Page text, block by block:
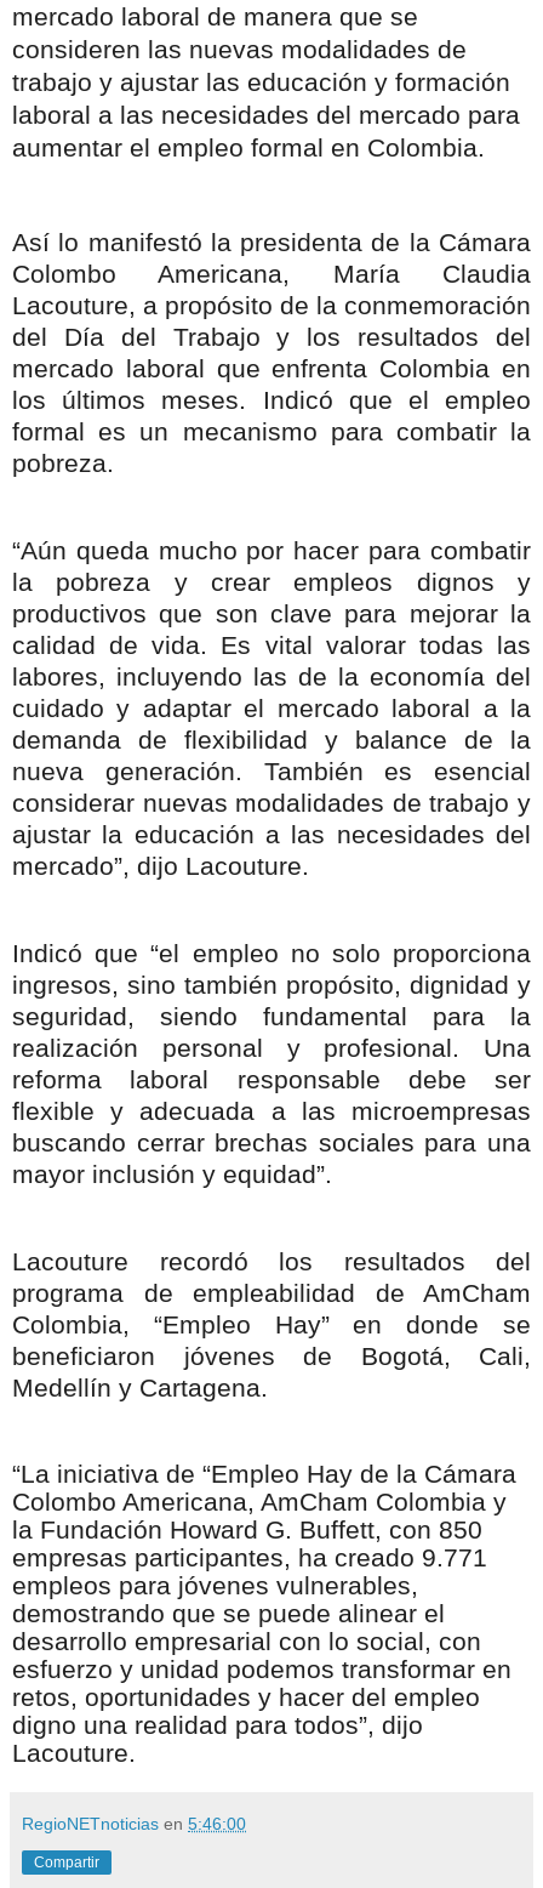
mercado laboral de manera que se
consideren las nuevas modalidades de
trabajo y ajustar las educación y formación
laboral a las necesidades del mercado para
aumentar el empleo formal en Colombia.
Así lo manifestó la presidenta de la Cámara
Colombo Americana, María Claudia
Lacouture, a propósito de la conmemoración
del Día del Trabajo y los resultados del
mercado laboral que enfrenta Colombia en
los últimos meses. Indicó que el empleo
formal es un mecanismo para combatir la
pobreza.
“Aún queda mucho por hacer para combatir
la pobreza y crear empleos dignos y
productivos que son clave para mejorar la
calidad de vida. Es vital valorar todas las
labores, incluyendo las de la economía del
cuidado y adaptar el mercado laboral a la
demanda de flexibilidad y balance de la
nueva generación. También es esencial
considerar nuevas modalidades de trabajo y
ajustar la educación a las necesidades del
mercado”, dijo Lacouture.
Indicó que “el empleo no solo proporciona
ingresos, sino también propósito, dignidad y
seguridad, siendo fundamental para la
realización personal y profesional. Una
reforma laboral responsable debe ser
flexible y adecuada a las microempresas
buscando cerrar brechas sociales para una
mayor inclusión y equidad”.
Lacouture recordó los resultados del
programa de empleabilidad de AmCham
Colombia, “Empleo Hay” en donde se
beneficiaron jóvenes de Bogotá, Cali,
Medellín y Cartagena.
“La iniciativa de “Empleo Hay de la Cámara
Colombo Americana, AmCham Colombia y
la Fundación Howard G. Buffett, con 850
empresas participantes, ha creado 9.771
empleos para jóvenes vulnerables,
demostrando que se puede alinear el
desarrollo empresarial con lo social, con
esfuerzo y unidad podemos transformar en
retos, oportunidades y hacer del empleo
digno una realidad para todos”, dijo
Lacouture.
RegioNETnoticias en 5:46:00
Compartir